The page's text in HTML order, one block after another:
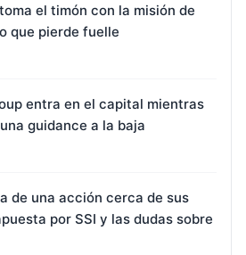
el timón con la misión de
que pierde fuelle
entra en el capital mientras
guidance a la baja
de una acción cerca de sus
por SSI y las dudas sobre